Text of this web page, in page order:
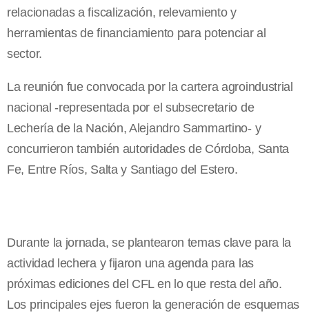
relacionadas a fiscalización, relevamiento y
herramientas de financiamiento para potenciar al
sector.
La reunión fue convocada por la cartera agroindustrial
nacional -representada por el subsecretario de
Lechería de la Nación, Alejandro Sammartino- y
concurrieron también autoridades de Córdoba, Santa
Fe, Entre Ríos, Salta y Santiago del Estero.
Durante la jornada, se plantearon temas clave para la
actividad lechera y fijaron una agenda para las
próximas ediciones del CFL en lo que resta del año.
Los principales ejes fueron la generación de esquemas